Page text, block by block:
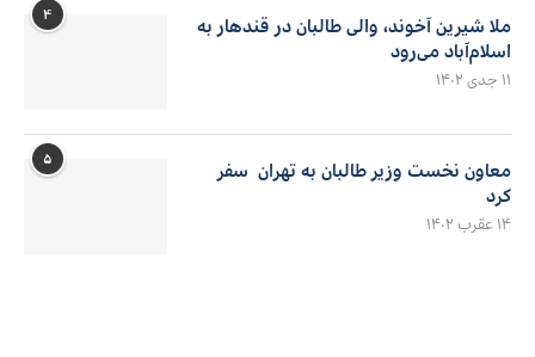
۴
ملا شیرین آخوند، والی طالبان در قندهار به
اسلام‌آباد می‌رود
۱۱ جدی ۱۴۰۲
۵
معاون نخست وزیر طالبان به تهران سفر
کرد
۱۴ عقرب ۱۴۰۲